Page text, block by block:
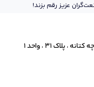
عزیز رقم بزند!
پلاک ۳۱ ، واحد ۱